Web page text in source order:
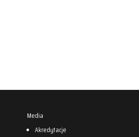
Media
Akredytacje